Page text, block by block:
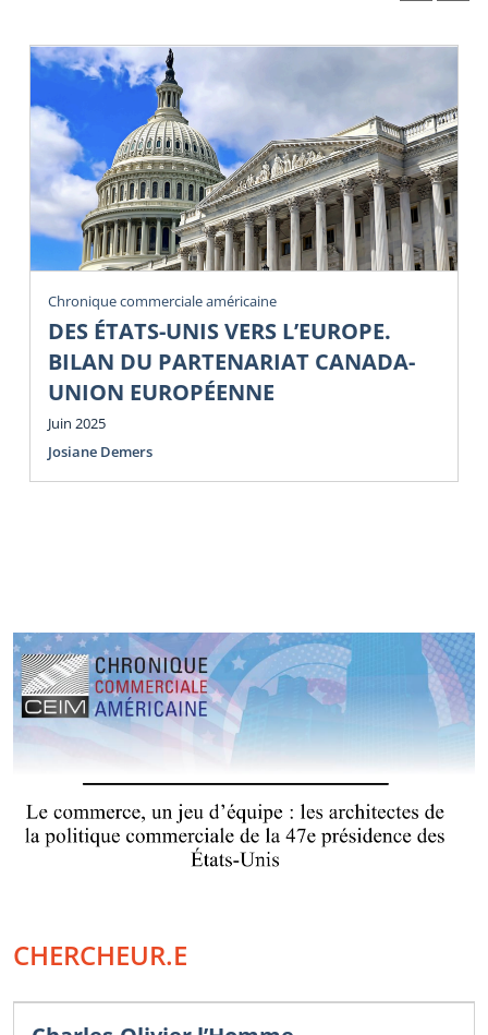
Chronique commerciale américaine
DES ÉTATS-UNIS VERS L’EUROPE.
BILAN DU PARTENARIAT CANADA-
UNION EUROPÉENNE
Juin 2025
Josiane Demers
CHERCHEUR.E